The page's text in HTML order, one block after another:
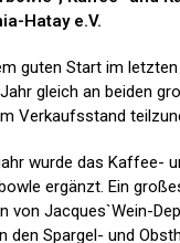
Hatay e.V.
guten Start im
gleich an beiden
Verkaufsstand
wurde das Kaffee-
ergänzt. Ein
von Jacques`Wein-
den Spargel- und